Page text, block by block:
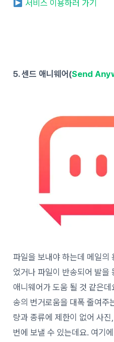
서비스 이용하러 가기
5. 센드 애니웨어(Send
파일을 보내야 하는데 메일의
었거나 파일이 반송되어 발을
애니웨어가 도움 될 것 같은
송의 번거로움을 대폭 줄여주
량과 종류에 제한이 없어 사
번에 보낼 수 있는데요. 여기